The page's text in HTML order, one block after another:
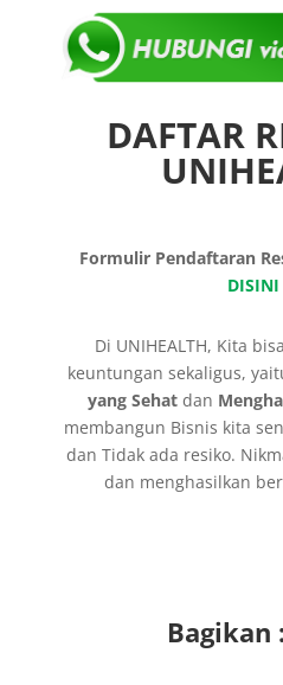
DAFTAR
Formulir Pendaftaran
DISINI
Di UNIHEALTH, Kita
keuntungan sekaligus,
yang Sehat dan
membangun Bisnis kita
dan Tidak ada resiko.
dan menghasilkan
Bagikan :